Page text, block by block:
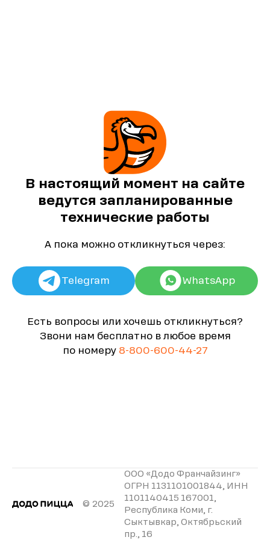
В настоящий момент на сайте
ведутся запланированные
технические работы
А пока можно откликнуться через:
Telegram WhatsApp
Есть вопросы или хочешь откликнуться?
Звони нам бесплатно в любое время
по номеру 8-800-600-44-27
© 2025
ООО «Додо Франчайзинг»
ОГРН 1131101001844, ИНН
1101140415 167001,
Республика Коми, г.
Сыктывкар, Октябрьский
пр., 16